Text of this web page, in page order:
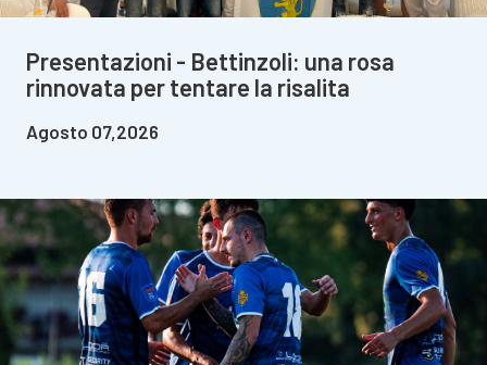
Presentazioni - Bettinzoli: una rosa
rinnovata per tentare la risalita
Agosto 07,2026